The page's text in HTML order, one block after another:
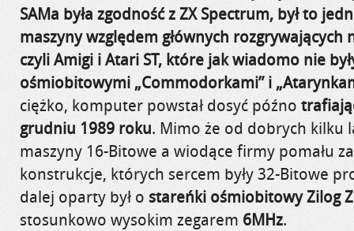
SAMa była zgodność z ZX Spectrum, był to
maszyny względem głównych rozgrywających
czyli Amigi i Atari ST, które jak wiadomo nie
ośmiobitowymi „Commodorkami” i
ciężko, komputer powstał dosyć późno
grudniu 1989 roku. Mimo że od dobrych kilku
maszyny 16-Bitowe a wiodące firmy pomału
konstrukcje, których sercem były 32-Bitowe
dalej oparty był o stareńki ośmiobitowy Zilog
stosunkowo wysokim zegarem 6MHz.